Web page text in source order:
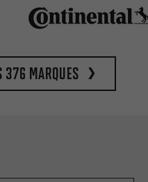
marques